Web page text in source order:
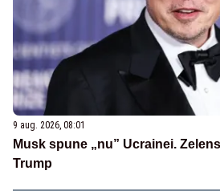
9 aug. 2026, 08:01
Musk spune „nu” Ucrainei.
Trump